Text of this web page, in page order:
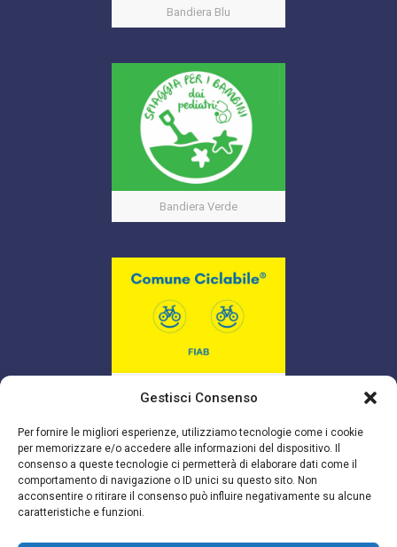
Gestisci Consenso
Per fornire le migliori esperienze, utilizziamo tecnologie come i cookie
per memorizzare e/o accedere alle informazioni del dispositivo. Il
consenso a queste tecnologie ci permetterà di elaborare dati come il
comportamento di navigazione o ID unici su questo sito. Non
acconsentire o ritirare il consenso può influire negativamente su alcune
caratteristiche e funzioni.
Bandiera Blu
Bandiera Verde